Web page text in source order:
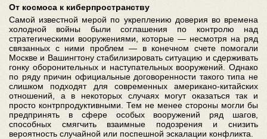
От космоса к киберпространству
Самой известной мерой по укреплению доверия во времена
холодной войны были соглашения по контролю над
стратегическими вооружениями, которые — несмотря на ряд
связанных с ними проблем — в конечном счете помогали
Москве и Вашингтону стабилизировать ситуацию и сдерживать
гонку оборонительных и наступательных вооружений. Однако
по ряду причин официальные договоренности такого типа не
слишком подходят для современных американо-китайских
отношений, а в некоторых случаях могут оказаться так и
просто контрпродуктивными. Тем не менее стороны могли бы
предпринять в сфере особых вооружений ряд шагов,
способных смягчить взаимные подозрения и снизить
вероятность случайной или поспешной эскалации конфликта.